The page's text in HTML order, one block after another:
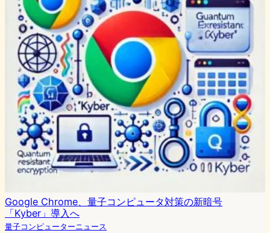
Google Chrome、量子コンピュータ対策の新暗号
「Kyber」導入へ
量子コンピューターニュース